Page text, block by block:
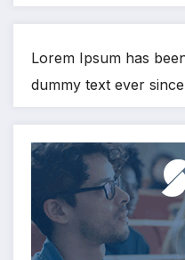
Lorem Ipsum has
dummy text ever